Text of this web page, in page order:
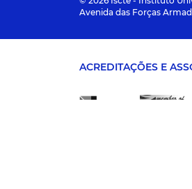
Avenida das Forças
ACREDITAÇÕES E